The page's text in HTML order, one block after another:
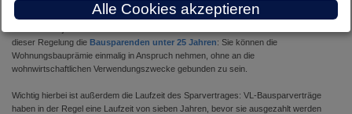
zusätzlich zu den Arbeitgeberbeiträgen also auch eigenes Geld eingezahlt
werden. Wer die Wohnungsbauprämie in Anspruch nehmen will, muss das Geld
dieser Regelung die Bausparenden unter 25 Jahren: Sie können die
Wohnungsbauprämie einmalig in Anspruch nehmen, ohne an die
wohnwirtschaftlichen Verwendungszwecke gebunden zu sein.
Wichtig hierbei ist außerdem die Laufzeit des Sparvertrages: VL-Bausparverträge
haben in der Regel eine Laufzeit von sieben Jahren, bevor sie ausgezahlt werden
Alle Cookies akzeptieren